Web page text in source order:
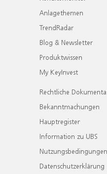
Anlagethemen
TrendRadar
Blog & Newsletter
Produktwissen
My KeyInvest
Rechtliche
Bekanntmachungen
Hauptregister
Information zu UBS
Nutzungsbedingungen
Datenschutzerklärung